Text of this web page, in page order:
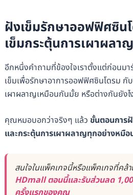
ฝังเข็มรักษาออฟฟิศซิน
เข็มกระตุ้นการเผาผลา
อีกหนึ่งคำถามที่ข้องใจเราตั้งแต่ก่อนม
เข็มเพื่อรักษาอาการออฟฟิศซินโดรม กั
เผาผลาญเหมือนกันมั้ย หรือต่างกันยังไ
คุณหมอบอกว่าจริงๆ แล้ว ขั้นตอนการ
และกระตุ้นการเผาผลาญทุกอย่างหมื
สนใจในแพ็คเกจนี้หรือแพ็คเกจที่คล้
HDmall ตอนนี้และรับส่วนลด
ครั้งแรกของคุณ